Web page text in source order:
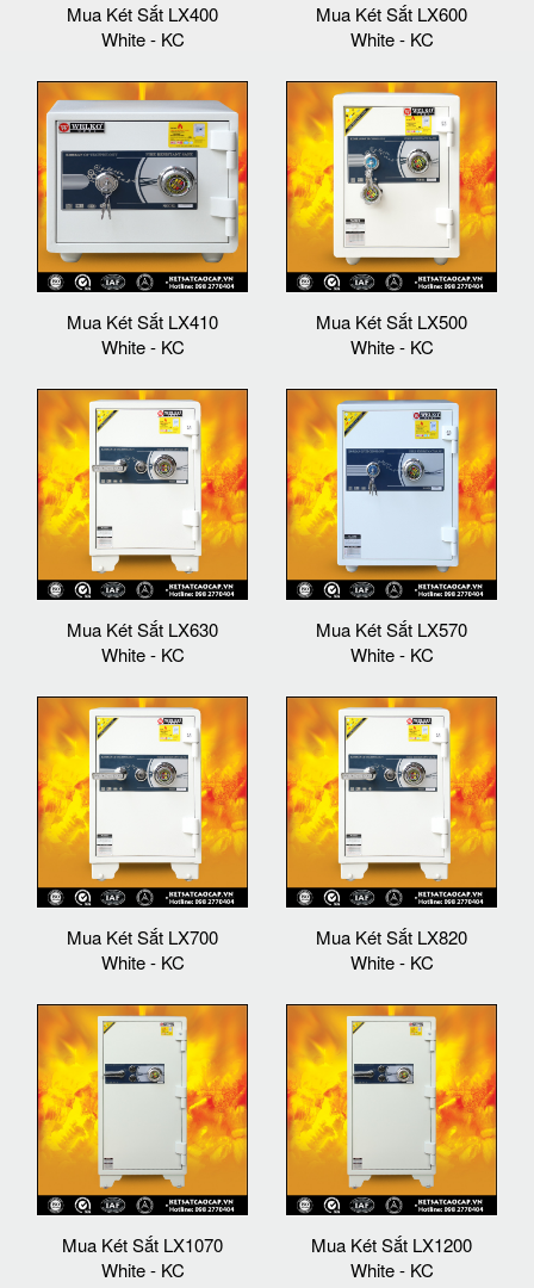
Mua Két Sắt LX400
White - KC
Mua Két Sắt LX600
White - KC
Mua Két Sắt LX410
White - KC
Mua Két Sắt LX500
White - KC
Mua Két Sắt LX630
White - KC
Mua Két Sắt LX570
White - KC
Mua Két Sắt LX700
White - KC
Mua Két Sắt LX820
White - KC
Mua Két Sắt LX1070
White - KC
Mua Két Sắt LX1200
White - KC